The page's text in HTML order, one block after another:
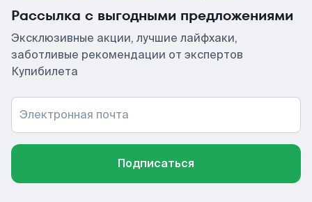
Рассылка с выгодными предложениями
Эксклюзивные акции, лучшие лайфхаки,
заботливые рекомендации от экспертов
Купибилета
Электронная почта
Подписаться